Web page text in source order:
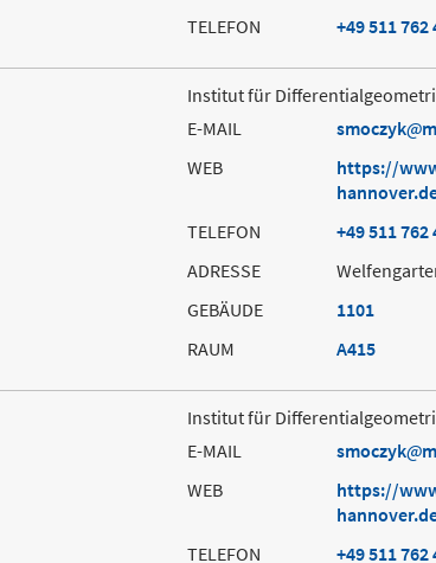
TELEFON
+49 511 762
Institut für
E-MAIL
smoczyk
WEB
https://
TELEFON
+49 511 762
ADRESSE
GEBÄUDE
1101
RAUM
A415
Institut für
E-MAIL
smoczyk
WEB
https://
TELEFON
+49 511 762